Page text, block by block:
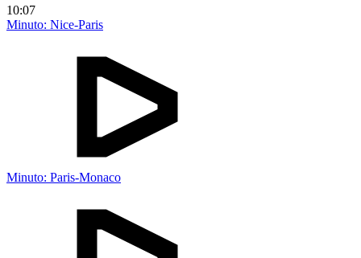
10:07
Minuto: Nice-Paris
Minuto: Paris-Monaco